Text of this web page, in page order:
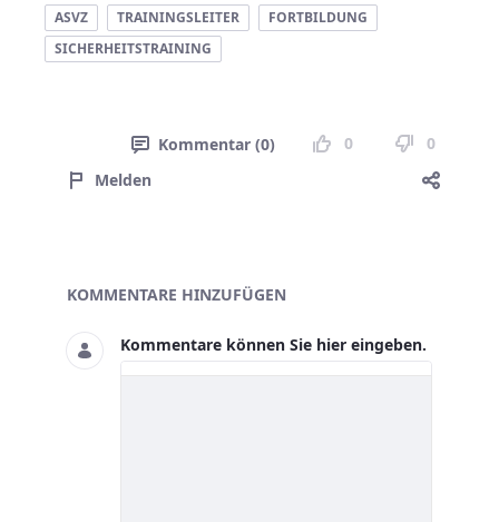
ASVZ TRAININGSLEITER
FORTBILDUNG
SICHERHEITSTRAINING
Kommentar (0) 0
0
Melden
Blogs
KOMMENTARE HINZUFÜGEN
Kommentare können Sie hier eingeben.